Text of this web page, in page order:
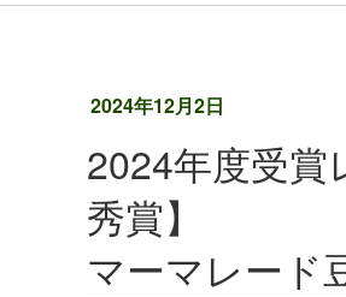
2024年12月2日
2024年度受
秀賞】
マーマレード